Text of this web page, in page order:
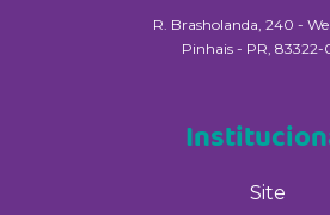
R. Brasholanda, 240 -
Pinhais - PR, 83322-
Site